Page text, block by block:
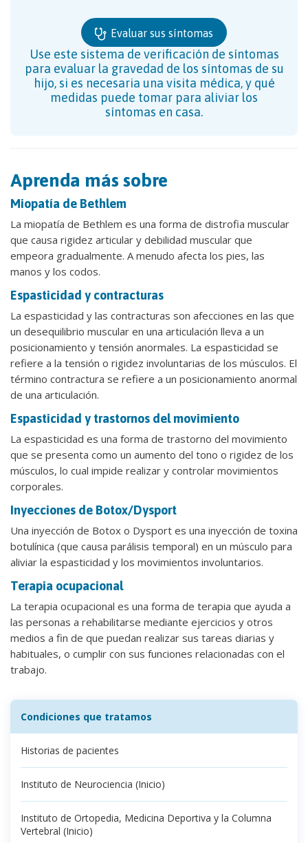
Evaluar sus síntomas
Use este sistema de verificación de síntomas
para evaluar la gravedad de los síntomas de su
hijo, si es necesaria una visita médica, y qué
medidas puede tomar para aliviar los
síntomas en casa.
Aprenda más sobre
Miopatía de Bethlem
La miopatía de Bethlem es una forma de distrofia muscular
que causa rigidez articular y debilidad muscular que
empeora gradualmente. A menudo afecta los pies, las
manos y los codos.
Espasticidad y contracturas
La espasticidad y las contracturas son afecciones en las que
un desequilibrio muscular en una articulación lleva a un
posicionamiento y tensión anormales. La espasticidad se
refiere a la tensión o rigidez involuntarias de los músculos. El
término contractura se refiere a un posicionamiento anormal
de una articulación.
Espasticidad y trastornos del movimiento
La espasticidad es una forma de trastorno del movimiento
que se presenta como un aumento del tono o rigidez de los
músculos, lo cual impide realizar y controlar movimientos
corporales.
Inyecciones de Botox/Dysport
Una inyección de Botox o Dysport es una inyección de toxina
botulínica (que causa parálisis temporal) en un músculo para
aliviar la espasticidad y los movimientos involuntarios.
Terapia ocupacional
La terapia ocupacional es una forma de terapia que ayuda a
las personas a rehabilitarse mediante ejercicios y otros
medios a fin de que puedan realizar sus tareas diarias y
habituales, o cumplir con sus funciones relacionadas con el
trabajo.
Condiciones que tratamos
Historias de pacientes
Instituto de Neurociencia (Inicio)
Instituto de Ortopedia, Medicina Deportiva y la Columna
Vertebral (Inicio)